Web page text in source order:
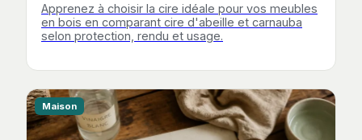
Apprenez à choisir la cire idéale pour vos meubles
en bois en comparant cire d'abeille et carnauba
selon protection, rendu et usage.
Maison